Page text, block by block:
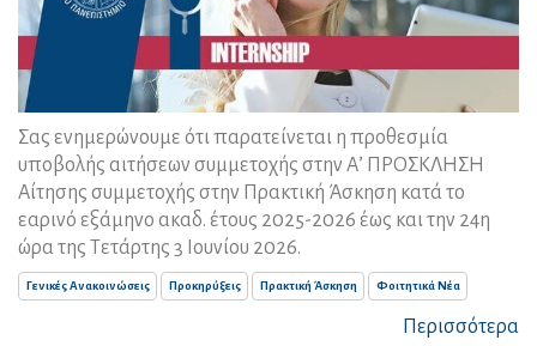
Σας ενημερώνουμε ότι παρατείνεται η προθεσμία
υποβολής αιτήσεων συμμετοχής στην Α’ ΠΡΟΣΚΛΗΣΗ
Αίτησης συμμετοχής στην Πρακτική Άσκηση κατά το
εαρινό εξάμηνο ακαδ. έτους 2025-2026 έως και την 24η
ώρα της Τετάρτης 3 Ιουνίου 2026.
Γενικές Ανακοινώσεις Προκηρύξεις Πρακτική Άσκηση Φοιτητικά Νέα
Περισσότερα